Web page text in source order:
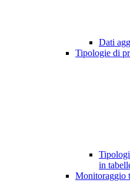
Dati
Tipologie di
in
Monitoraggio